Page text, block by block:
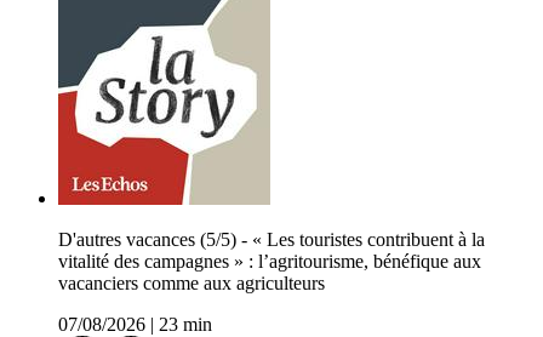
D'autres vacances (5/5) - « Les touristes contribuent à la
vitalité des campagnes » : l’agritourisme, bénéfique aux
vacanciers comme aux agriculteurs
07/08/2026
23 min